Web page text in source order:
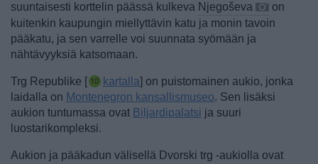
suuntaisesti korttelin päässä kulkeva Njegoševa
on
kuitenkin kaupungin miellyttävin katu ja monin tavoin
pääkatu, ja sen varrelle voi suunnata syömään ja
nähtävyyksiä katsomaan.
Trg Republike [ kartalla ] on puistomainen aukio, jonka
laidalla on Montenegron kansallismuseo. Sen lisäksi
aukion tuntumassa ovat Biljardipalatsi ja suuri
luostarikompleksi.
Aukion ja pääkadun välisellä Dvorski trg -aukiolla ovat